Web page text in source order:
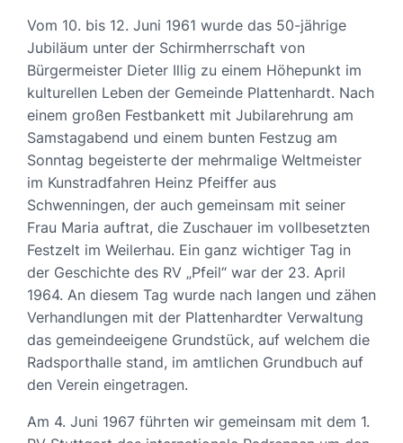
Vom 10. bis 12. Juni 1961 wurde das 50-jährige
Jubiläum unter der Schirmherrschaft von
Bürgermeister Dieter Illig zu einem Höhepunkt im
kulturellen Leben der Gemeinde Plattenhardt. Nach
einem großen Festbankett mit Jubilarehrung am
Samstagabend und einem bunten Festzug am
Sonntag begeisterte der mehrmalige Weltmeister
im Kunstradfahren Heinz Pfeiffer aus
Schwenningen, der auch gemeinsam mit seiner
Frau Maria auftrat, die Zuschauer im vollbesetzten
Festzelt im Weilerhau. Ein ganz wichtiger Tag in
der Geschichte des RV „Pfeil“ war der 23. April
1964. An diesem Tag wurde nach langen und zähen
Verhandlungen mit der Plattenhardter Verwaltung
das gemeindeeigene Grundstück, auf welchem die
Radsporthalle stand, im amtlichen Grundbuch auf
den Verein eingetragen.
Am 4. Juni 1967 führten wir gemeinsam mit dem 1.